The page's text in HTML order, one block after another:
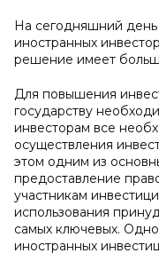
На сегодняшний день
иностранных
решение имеет
Для повышения
государству
инвесторам все
осуществления
этом одним из
предоставление
участникам
использования
самых ключевых.
иностранных